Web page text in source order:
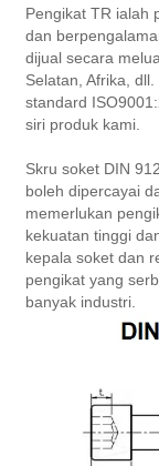
Pengikat TR ialah
dan
dijual secara
Selatan, Afrika,
standard
siri produk kami.
Skru soket DIN
boleh dipercayai
memerlukan
kekuatan tinggi
kepala soket dan
pengikat yang
banyak industri.